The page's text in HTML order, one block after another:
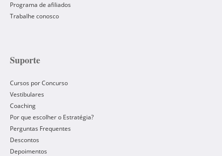
Programa de afiliados
Trabalhe conosco
Suporte
Cursos por Concurso
Vestibulares
Coaching
Por que escolher o Estratégia?
Perguntas Frequentes
Descontos
Depoimentos